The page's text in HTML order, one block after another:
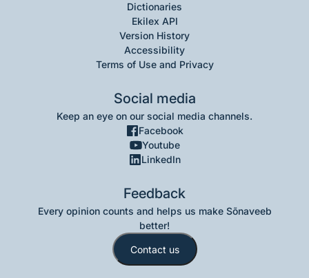
Dictionaries
Ekilex API
Version History
Accessibility
Terms of Use and Privacy
Social media
Keep an eye on our social media channels.
Facebook
Youtube
LinkedIn
Feedback
Every opinion counts and helps us make Sõnaveeb
better!
Contact us